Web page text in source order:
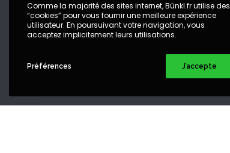
Comme la majorité des sites internet, Bünkl.fr utilise des
“cookies” pour vous fournir une meilleure expérience
utilisateur. En poursuivant votre navigation, vous
acceptez implicitement leurs utilisations.
Préférences J’accepte